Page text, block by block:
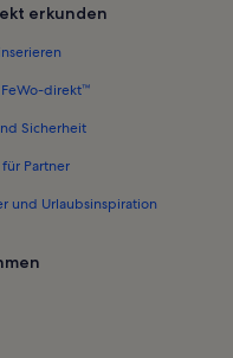
erkunden
direkt™
Sicherheit
für Partner
und Urlaubsinspiration